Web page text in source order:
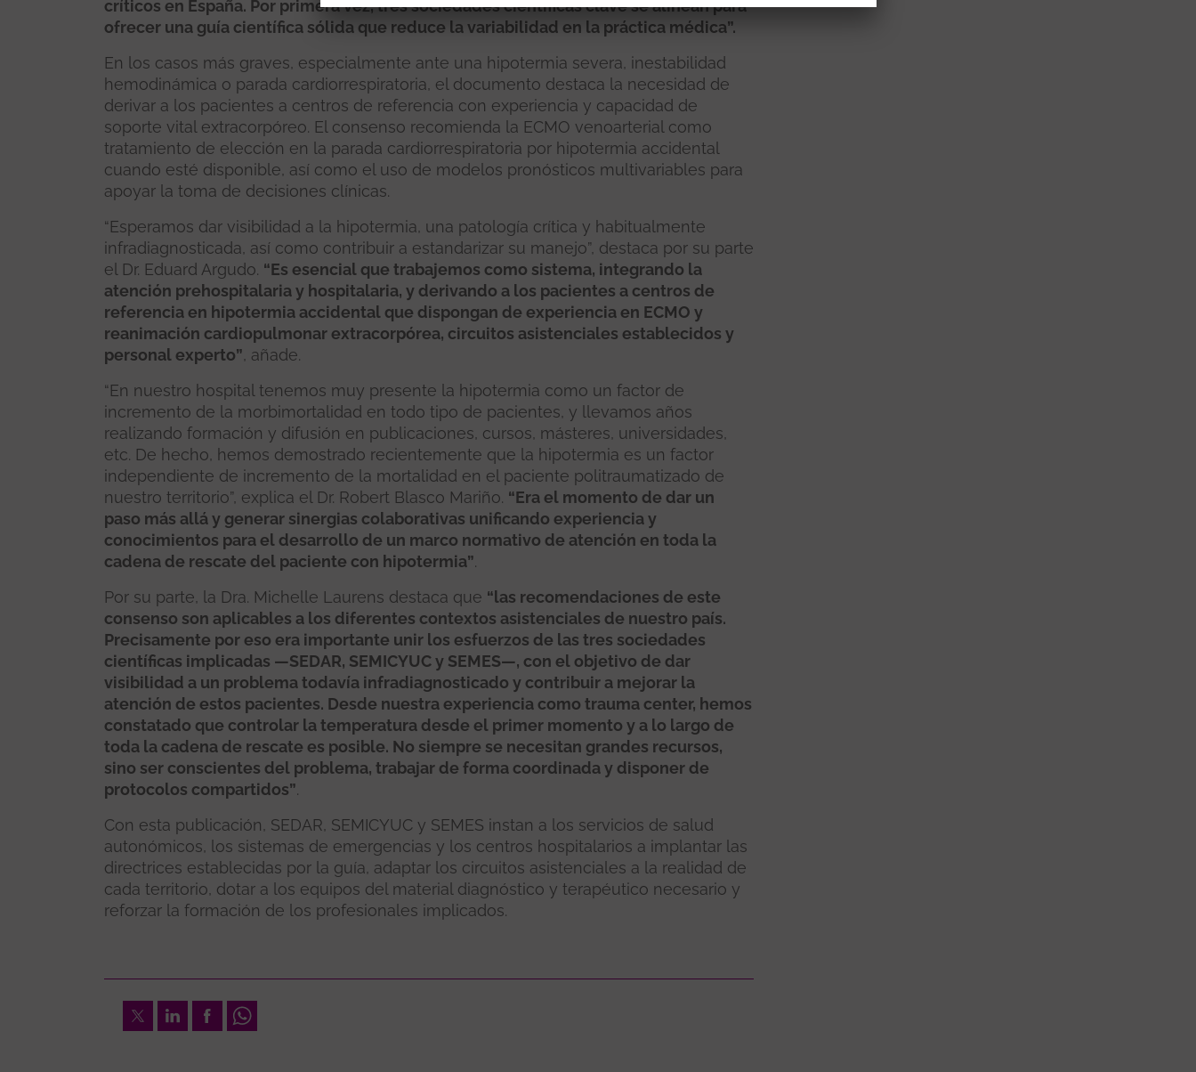
críticos en España. Por primera vez, tres sociedades científicas clave se alinean para
ofrecer una guía científica sólida que reduce la variabilidad en la práctica médica”.
En los casos más graves, especialmente ante una hipotermia severa, inestabilidad
hemodinámica o parada cardiorrespiratoria, el documento destaca la necesidad de
derivar a los pacientes a centros de referencia con experiencia y capacidad de
soporte vital extracorpóreo. El consenso recomienda la ECMO venoarterial como
tratamiento de elección en la parada cardiorrespiratoria por hipotermia accidental
cuando esté disponible, así como el uso de modelos pronósticos multivariables para
apoyar la toma de decisiones clínicas.
“Esperamos dar visibilidad a la hipotermia, una patología crítica y habitualmente
infradiagnosticada, así como contribuir a estandarizar su manejo”, destaca por su parte
el Dr. Eduard Argudo. “Es esencial que trabajemos como sistema, integrando la
atención prehospitalaria y hospitalaria, y derivando a los pacientes a centros de
referencia en hipotermia accidental que dispongan de experiencia en ECMO y
reanimación cardiopulmonar extracorpórea, circuitos asistenciales establecidos y
personal experto”, añade.
“En nuestro hospital tenemos muy presente la hipotermia como un factor de
incremento de la morbimortalidad en todo tipo de pacientes, y llevamos años
realizando formación y difusión en publicaciones, cursos, másteres, universidades,
etc. De hecho, hemos demostrado recientemente que la hipotermia es un factor
independiente de incremento de la mortalidad en el paciente politraumatizado de
nuestro territorio”, explica el Dr. Robert Blasco Mariño. “Era el momento de dar un
paso más allá y generar sinergias colaborativas unificando experiencia y
conocimientos para el desarrollo de un marco normativo de atención en toda la
cadena de rescate del paciente con hipotermia”.
Por su parte, la Dra. Michelle Laurens destaca que “las recomendaciones de este
consenso son aplicables a los diferentes contextos asistenciales de nuestro país.
Precisamente por eso era importante unir los esfuerzos de las tres sociedades
científicas implicadas —SEDAR, SEMICYUC y SEMES—, con el objetivo de dar
visibilidad a un problema todavía infradiagnosticado y contribuir a mejorar la
atención de estos pacientes. Desde nuestra experiencia como trauma center, hemos
constatado que controlar la temperatura desde el primer momento y a lo largo de
toda la cadena de rescate es posible. No siempre se necesitan grandes recursos,
sino ser conscientes del problema, trabajar de forma coordinada y disponer de
protocolos compartidos”.
Con esta publicación, SEDAR, SEMICYUC y SEMES instan a los servicios de salud
autonómicos, los sistemas de emergencias y los centros hospitalarios a implantar las
directrices establecidas por la guía, adaptar los circuitos asistenciales a la realidad de
cada territorio, dotar a los equipos del material diagnóstico y terapéutico necesario y
reforzar la formación de los profesionales implicados.
TwitterLinkedInFacebookWhatsapp